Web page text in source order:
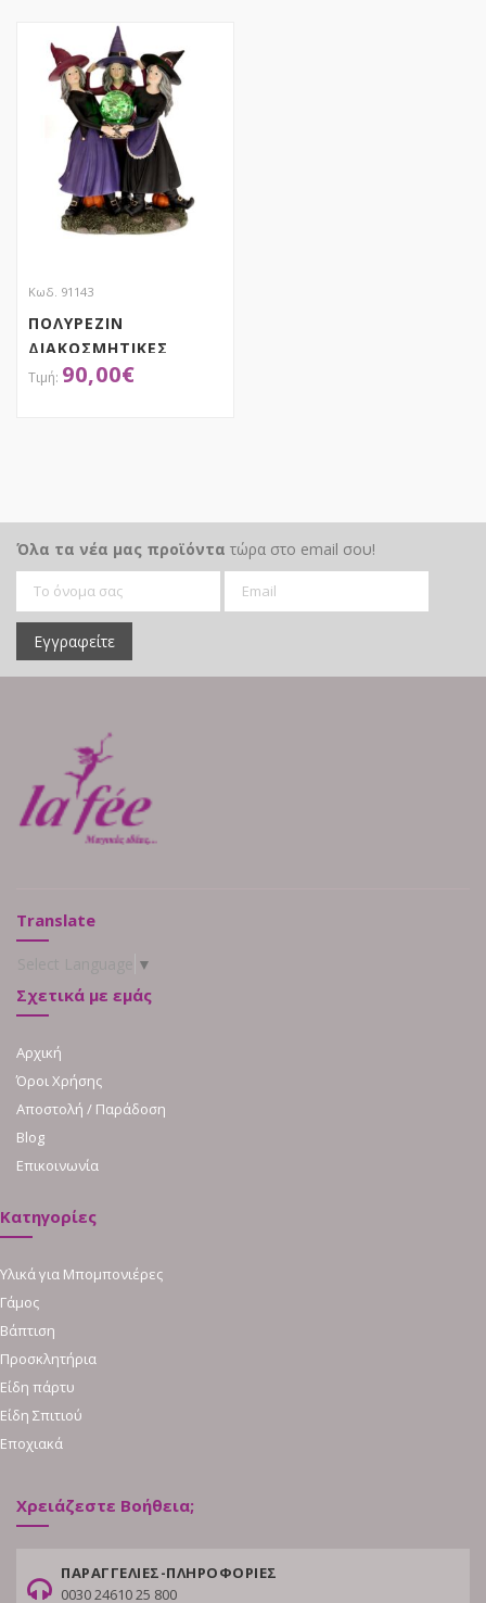
Κωδ. 91143
ΠΟΛΥΡΕΖΙΝ
ΔΙΑΚΟΣΜΗΤΙΚΕΣ
ΜΑΓΙΣΣΕΣ ΜΕ ΦΩΣ
90,00€
Όλα τα νέα μας προϊόντα τώρα στο email σου!
Εγγραφείτε
Translate
▼
Σχετικά με εμάς
Αρχική
Όροι Χρήσης
Αποστολή / Παράδοση
Blog
Επικοινωνία
Κατηγορίες
Υλικά για Μπομπονιέρες
Γάμος
Βάπτιση
Προσκλητήρια
Είδη πάρτυ
Είδη Σπιτιού
Εποχιακά
Χρειάζεστε Βοήθεια;
ΠΑΡΑΓΓΕΛΙΕΣ-ΠΛΗΡΟΦΟΡΙΕΣ
0030 24610 25 800